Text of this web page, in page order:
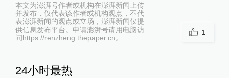
本文为澎湃号作者或机构在澎湃新闻上传
并发布，仅代表该作者或机构观点，不代
表澎湃新闻的观点或立场，澎湃新闻仅提
供信息发布平台。申请澎湃号请用电脑访
问https://renzheng.thepaper.cn。
1
24小时最热